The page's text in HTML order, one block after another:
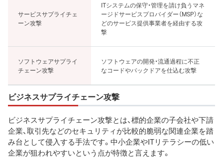
サービスサプライチェ
ーン攻撃
ITシステムの保守・管理を請け負うマネ
ージドサービスプロバイダー（MSP）な
どのサービス提供事業者を経由する攻
撃
ソフトウェアサプライ
チェーン攻撃
ソフトウェアの開発・流通過程に不正
なコードやバックドアを仕込む攻撃
ビジネスサプライチェーン攻撃
ビジネスサプライチェーン攻撃とは、標的企業の子会社や下請
企業、取引先などのセキュリティが比較的脆弱な関連企業を踏
み台として侵入する手法です。中小企業やITリテラシーの低い
企業が狙われやすいという点が特徴と言えます。